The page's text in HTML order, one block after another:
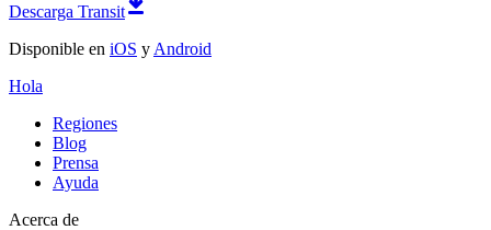
Descarga Transit
Disponible en iOS y Android
Hola
Regiones
Blog
Prensa
Ayuda
Acerca de